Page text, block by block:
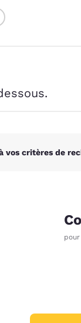
vos critères de